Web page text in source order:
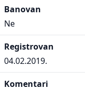
Banovan
Ne
Registrovan
04.02.2019.
Komentari